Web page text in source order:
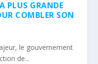
PLUS GRANDE
COMBLER SON
le gouvernement
de...